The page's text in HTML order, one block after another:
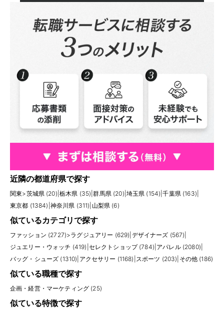
近隣の都道府県で探す
関東>茨城県 (20) 栃木県 (35) |群馬県 (20) 埼玉県 (154) |千葉県 (163)
東京都 (1384) 神奈川県 (311) 山梨県 (6)
似ているカテゴリで探す
ファッション (2727)>ラグジュアリー (629) デザイナーズ (567)
ジュエリー・ウォッチ (419) セレクトショップ (784) アパレル (2080)
バッグ・シューズ (1310) アクセサリー (1168) スポーツ (203) その他 (186)
似ている職種で探す
企画・経営・マーケティング (25)
似ている特徴で探す